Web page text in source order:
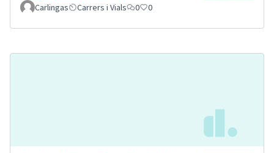
Carlingas
Carrers i Vials 0 0